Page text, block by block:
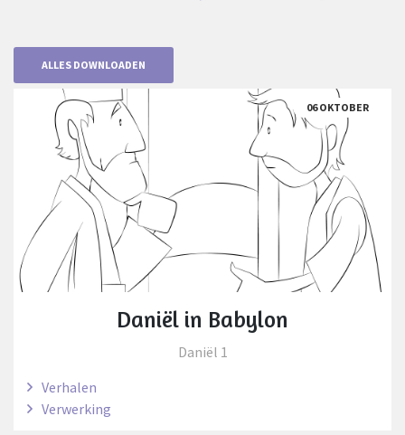
ALLES DOWNLOADEN
06 OKTOBER
Daniël in Babylon
Daniël 1
Verhalen
Verwerking